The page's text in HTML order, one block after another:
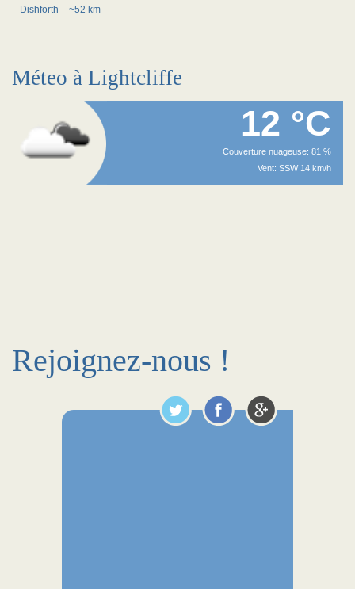
Dishforth
~52 km
Méteo à Lightcliffe
12 °C
Couverture nuageuse: 81 %
Vent: SSW 14 km/h
Rejoignez-nous !